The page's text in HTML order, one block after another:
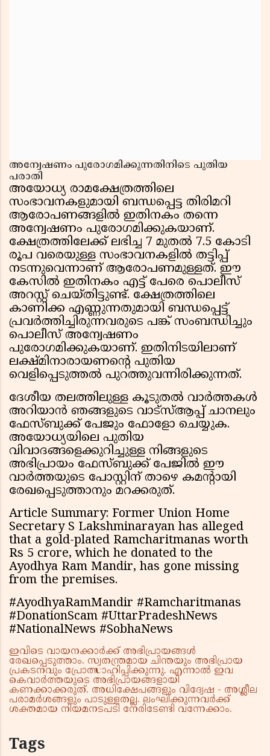
അന്വേഷണം പുരോഗമിക്കുന്നതിനിടെ പുതിയ
പരാതി
അയോധ്യ രാമക്ഷേത്രത്തിലെ
സംഭാവനകളുമായി ബന്ധപ്പെട്ട തിരിമറി
ആരോപണങ്ങളിൽ ഇതിനകം തന്നെ
അന്വേഷണം പുരോഗമിക്കുകയാണ്.
ക്ഷേത്രത്തിലേക്ക് ലഭിച്ച 7 മുതൽ 7.5 കോടി
രൂപ വരെയുള്ള സംഭാവനകളിൽ തട്ടിപ്പ്
നടന്നുവെന്നാണ് ആരോപണമുള്ളത്. ഈ
കേസിൽ ഇതിനകം എട്ട് പേരെ പൊലീസ്
അറസ്റ്റ് ചെയ്തിട്ടുണ്ട്. ക്ഷേത്രത്തിലെ
കാണിക്ക എണ്ണുന്നതുമായി ബന്ധപ്പെട്ട്
പ്രവർത്തിച്ചിരുന്നവരുടെ പങ്ക് സംബന്ധിച്ചും
പൊലീസ് അന്വേഷണം
പുരോഗമിക്കുകയാണ്. ഇതിനിടയിലാണ്
ലക്ഷ്മിനാരായണൻ്റെ പുതിയ
വെളിപ്പെടുത്തൽ പുറത്തുവന്നിരിക്കുന്നത്.
ദേശീയ തലത്തിലുള്ള കൂടുതൽ വാർത്തകള്‍
അറിയാൻ ഞങ്ങളുടെ വാട്സ്ആപ്പ് ചാനലും
ഫേസ്ബുക്ക് പേജും ഫോളോ ചെയ്യുക.
അയോധ്യയിലെ പുതിയ
വിവാദങ്ങളെക്കുറിച്ചുള്ള നിങ്ങളുടെ
അഭിപ്രായം ഫേസ്ബുക്ക് പേജിൽ ഈ
വാർത്തയുടെ പോസ്റ്റിന് താഴെ കമന്റായി
രേഖപ്പെടുത്താനും മറക്കരുത്.
Article Summary: Former Union Home
Secretary S Lakshminarayan has alleged
that a gold-plated Ramcharitmanas worth
Rs 5 crore, which he donated to the
Ayodhya Ram Mandir, has gone missing
from the premises.
#AyodhyaRamMandir #Ramcharitmanas
#DonationScam #UttarPradeshNews
#NationalNews #SobhaNews
ഇവിടെ വായനക്കാർക്ക് അഭിപ്രായങ്ങൾ
രേഖപ്പെടുത്താം. സ്വതന്ത്രമായ ചിന്തയും അഭിപ്രായ
പ്രകടനവും പ്രോത്സാഹിപ്പിക്കുന്നു. എന്നാൽ ഇവ
കെവാർത്തയുടെ അഭിപ്രായങ്ങളായി
കണക്കാക്കരുത്. അധിക്ഷേപങ്ങളും വിദ്വേഷ - അശ്ലീല
പരാമർശങ്ങളും പാടുള്ളതല്ല. ലംഘിക്കുന്നവർക്ക്
ശക്തമായ നിയമനടപടി നേരിടേണ്ടി വന്നേക്കാം.
Tags